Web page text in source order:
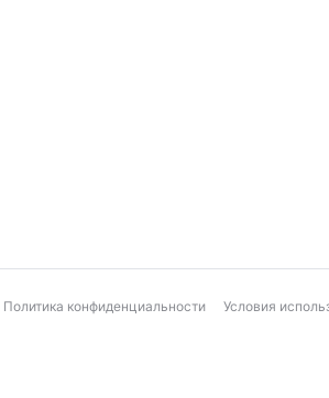
Политика конфиденциальности Условия